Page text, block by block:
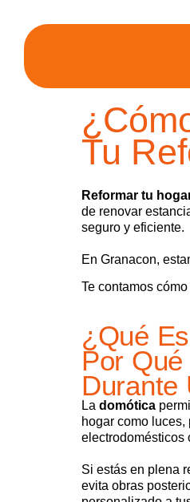
Tu
Reformar tu
de renovar
seguro y eficiente.
En Granacon,
Te contamos
¿Qué
Por
Durante
La domótica
hogar como
electrodomésticos
Si estás en plena
evita obras